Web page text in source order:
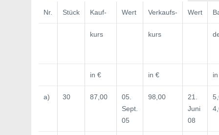
Nr. Stück Kauf- Wert Verkaufs- Wert
kurs kurs
in € in €
a) 30 87,00
05.
Sept.
05
98,00
21.
Juni
08